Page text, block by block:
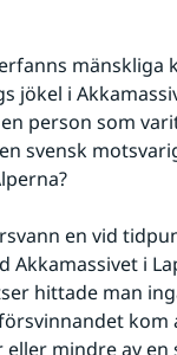
mänskliga
jökel i
person som
svensk
en vid
Akkamassivet i
hittade man
kom
mindre av en